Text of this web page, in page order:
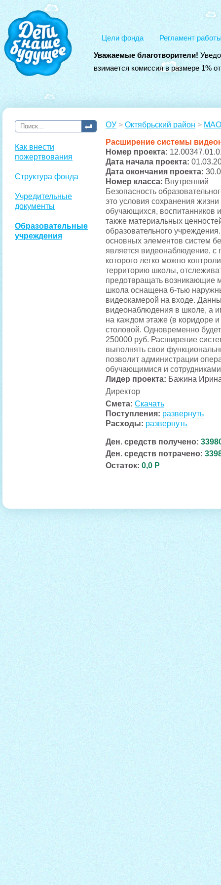
Цели фонда Регламент
Уважаемые благотворители!
взимается комиссия в размере 1%
Как внести
пожертвования
Структура фонда
Учредительные
документы
Образовательные
учреждения
ОУ > Октябрьский район >
Расширение системы
Номер проекта:
Дата начала проекта:
Дата окончания проекта:
Номер класса: Внутренний
Безопасность
это условия сохранения жизни
обучающихся, воспитанников
также материальных
образовательного
основных элементов систем
является видеонаблюдение,
которого легко можно
территорию школы,
предотвращать возникающие
школа оснащена 6-тью
видеокамерой на входе.
видеонаблюдения в школе, а
на каждом этаже (в коридоре
столовой. Одновременно
250000 руб. Расширение
выполнять свои
позволит администрации
обучающимися и
Лидер проекта: Бажина
Директор
Смета: Скачать
Поступления: развернуть
Расходы: развернуть
Ден. средств получено:
Ден. средств потрачено:
Остаток: 0,0 Р